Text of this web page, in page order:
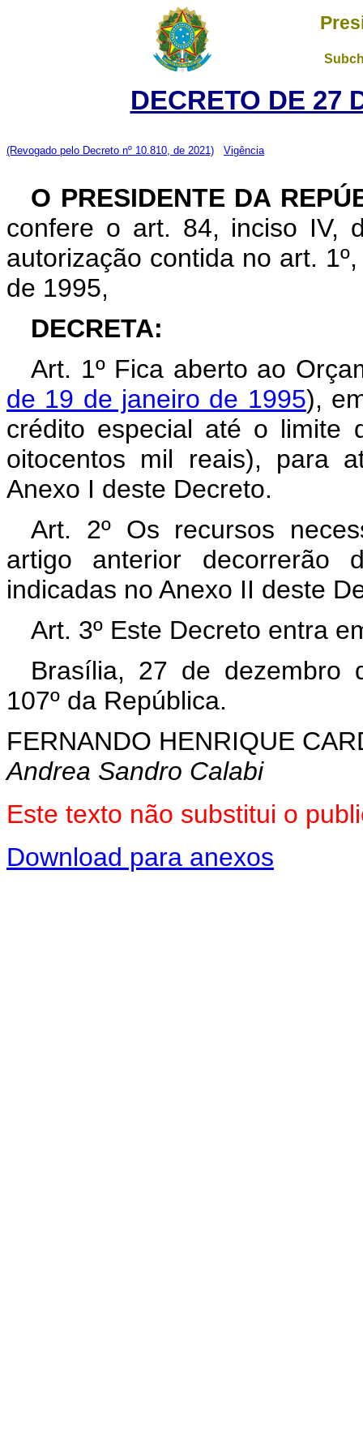
DECRETO DE 27
(Revogado pelo Decreto nº 10.810, de 2021) Vigência
O PRESIDENTE DA
confere o art. 84, inciso IV,
autorização contida no art.
de 1995,
DECRETA:
Art. 1º Fica aberto ao
de 19 de janeiro de 1995),
crédito especial até o limite
oitocentos mil reais), para
Anexo I deste Decreto.
Art. 2º Os recursos
artigo anterior decorrerão
indicadas no Anexo II deste
Art. 3º Este Decreto entra
Brasília, 27 de dezembro
107º da República.
FERNANDO HENRIQUE
Andrea Sandro Calabi
Este texto não substitui o
Download para anexos